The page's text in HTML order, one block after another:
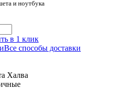
и ноутбука
в 1 клик
Все способы доставки
Халва